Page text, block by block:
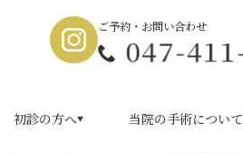
ご予約・お問い合わせ
初診の方へ 当院の手術について